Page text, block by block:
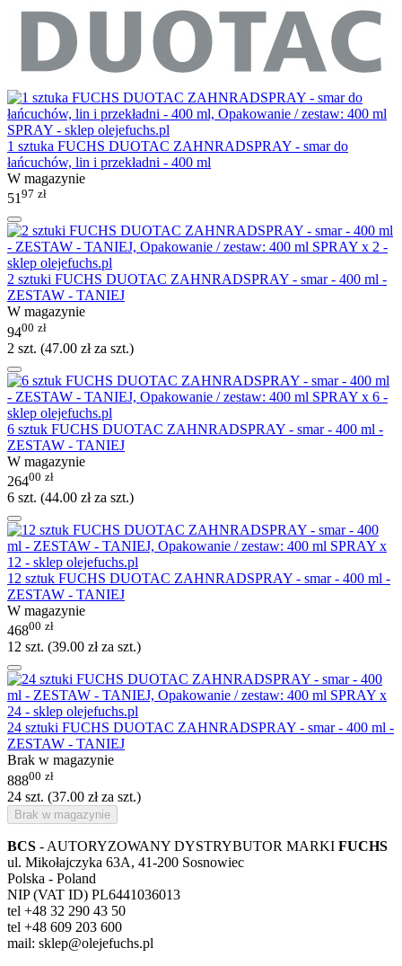
1 sztuka FUCHS DUOTAC ZAHNRADSPRAY - smar do
łańcuchów, lin i przekładni - 400 ml
W magazynie
51 97 zł
2 sztuki FUCHS DUOTAC ZAHNRADSPRAY - smar - 400 ml -
ZESTAW - TANIEJ
W magazynie
9400 zł
2 szt. (47.00 złza szt.)
6 sztuk FUCHS DUOTAC ZAHNRADSPRAY - smar - 400 ml -
ZESTAW - TANIEJ
W magazynie
26400 zł
6 szt. (44.00 złza szt.)
12 sztuk FUCHS DUOTAC ZAHNRADSPRAY - smar - 400 ml -
ZESTAW - TANIEJ
W magazynie
46800 zł
12 szt. (39.00 złza szt.)
24 sztuki FUCHS DUOTAC ZAHNRADSPRAY - smar - 400 ml -
ZESTAW - TANIEJ
Brak w magazynie
88800 zł
24 szt. (37.00 złza szt.)
Brak w magazynie
BCS - AUTORYZOWANY DYSTRYBUTOR MARKI FUCHS
ul. Mikołajczyka 63A, 41-200 Sosnowiec
Polska - Poland
NIP (VAT ID) PL6441036013
tel +48 32 290 43 50
tel +48 609 203 600
mail: sklep@olejefuchs.pl